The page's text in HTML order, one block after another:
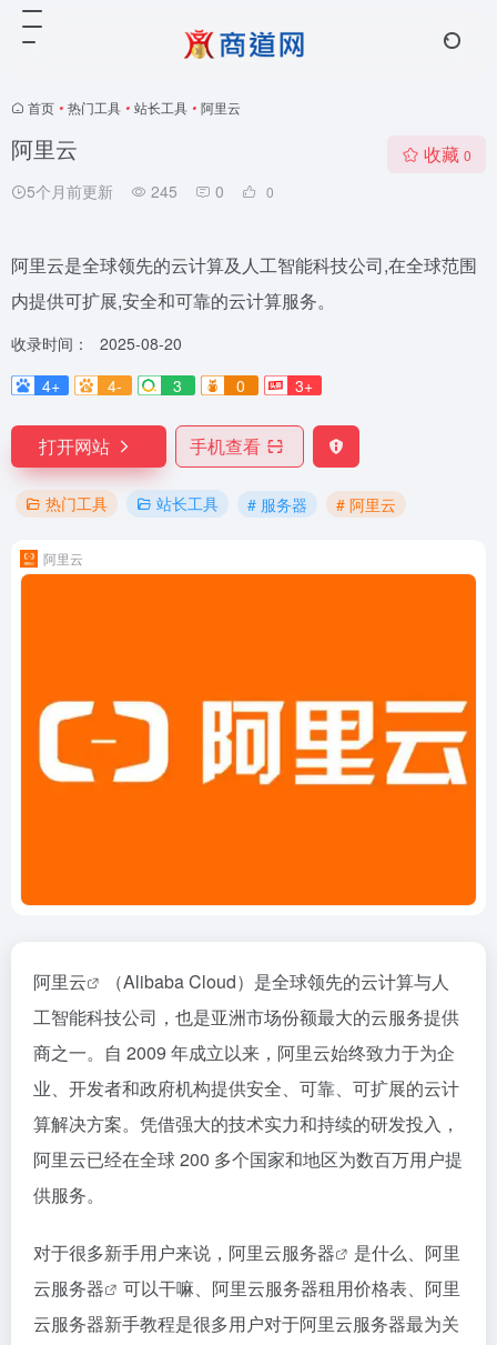
首页 • 热门工具 • 站长工具 • 阿里云
阿里云
5个月前更新 245 0 0
收藏 0
阿里云是全球领先的云计算及人工智能科技公司,在全球范围
内提供可扩展,安全和可靠的云计算服务。
收录时间：
2025-08-20
4+
4- 3 0 3+
打开网站 手机查看
热门工具 站长工具 # 服务器 # 阿里云
阿里云
阿里云
（Alibaba Cloud）是全球领先的云计算与人
工智能科技公司，也是亚洲市场份额最大的云服务提供
商之一。自 2009 年成立以来，阿里云始终致力于为企
业、开发者和政府机构提供安全、可靠、可扩展的云计
算解决方案。凭借强大的技术实力和持续的研发投入，
阿里云已经在全球 200 多个国家和地区为数百万用户提
供服务。
对于很多新手用户来说，阿里云服务器
是什么、阿里
云服务器
可以干嘛、阿里云服务器租用价格表、阿里
云服务器新手教程是很多用户对于阿里云服务器最为关